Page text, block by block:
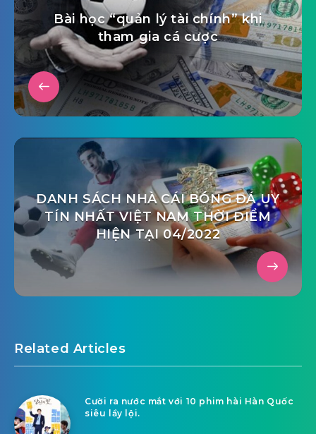
Bài học “quản lý tài chính” khi
tham gia cá cược
DANH SÁCH NHÀ CÁI BÓNG ĐÁ UY
TÍN NHẤT VIỆT NAM THỜI ĐIỂM
HIỆN TẠI 04/2022
Related Articles
Cười ra nước mắt với 10 phim hài Hàn Quốc
siêu lầy lội.